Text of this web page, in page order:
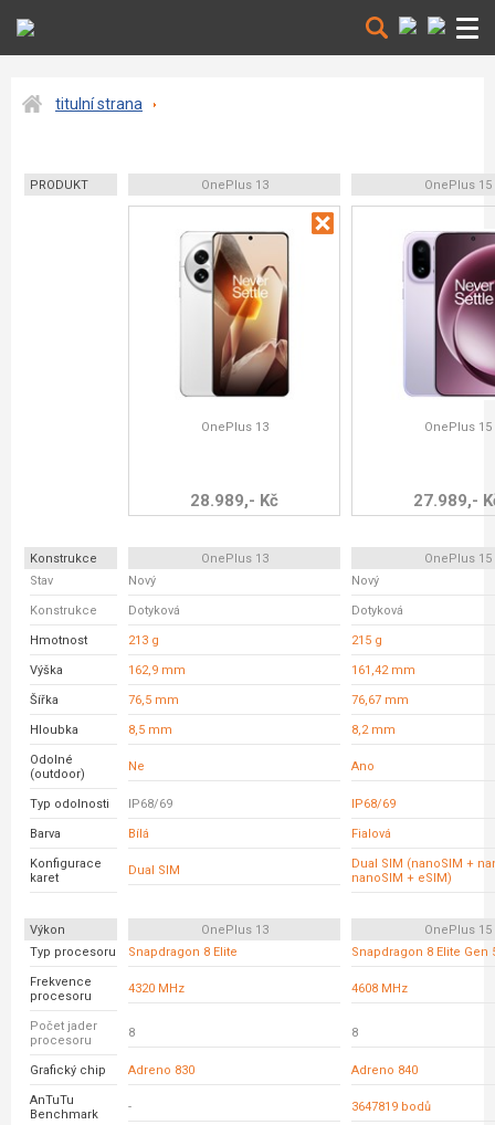
titulní strana
PRODUKT OnePlus 13 OnePlus 15
OnePlus 13
28.989,- Kč
OnePlus 15
27.989,-
Konstrukce OnePlus 13
OnePlus 15
Stav
Nový Nový
Konstrukce Dotyková Dotyková
Hmotnost 213 g 215 g
Výška 162,9 mm 161,42 mm
Šířka 76,5 mm 76,67 mm
Hloubka 8,5 mm 8,2 mm
Odolné
(outdoor)
Ne Ano
Typ odolnosti IP68/69 IP68/69
Barva Bílá Fialová
Konfigurace
karet
Dual SIM
Dual SIM (nanoSIM +
nanoSIM + eSIM)
Výkon OnePlus 13
OnePlus 15
Typ procesoru
Snapdragon 8 Elite Snapdragon 8 Elite Gen
Frekvence
procesoru
4320 MHz 4608 MHz
Počet jader
procesoru
8 8
Grafický chip Adreno 830 Adreno 840
AnTuTu
Benchmark
- 3647819 bodů